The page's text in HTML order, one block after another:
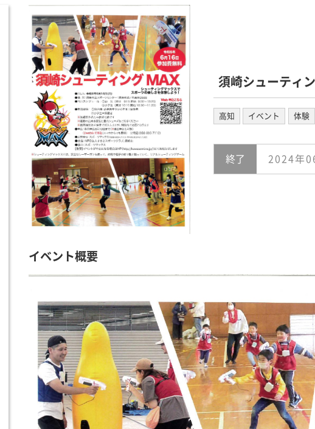
須崎シューティ
高知 イベント 体験
終了 2024年
イベント概要